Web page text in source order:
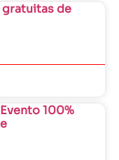
gratuitas de
100%